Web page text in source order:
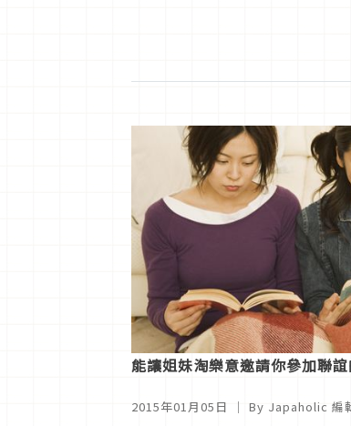
能讓姐妹淘樂意邀請你參加聯誼
2015年01月05日 ｜ By Japaholic 編